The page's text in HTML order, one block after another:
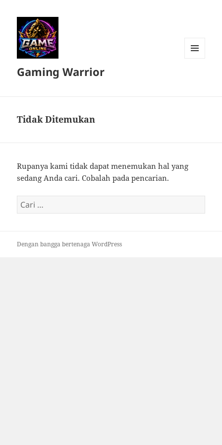
Gaming Warrior
Tidak Ditemukan
Rupanya kami tidak dapat menemukan hal yang
sedang Anda cari. Cobalah pada pencarian.
Cari
untuk:
Dengan bangga bertenaga WordPress